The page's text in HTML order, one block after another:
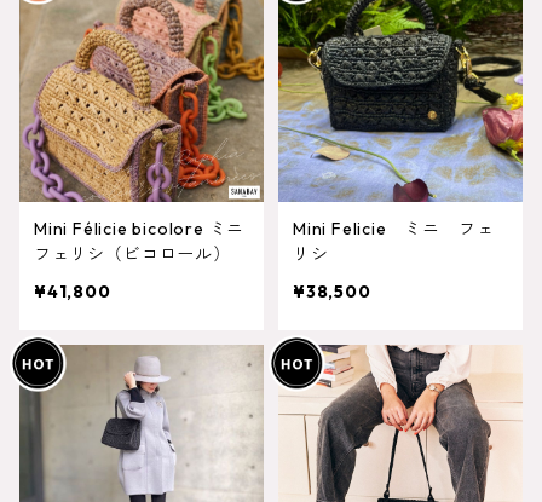
Mini Félicie bicolore ミニ
フェリシ（ビコロール）
¥41,800
Mini Felicie ミニ フェ
リシ
¥38,500